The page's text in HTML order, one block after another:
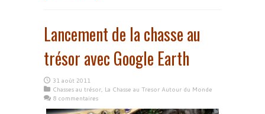
Lancement de la chasse au
trésor avec Google Earth
31 août 2011
Chasses au trésor La Chasse au Tresor Autour du Monde
8 commentaires